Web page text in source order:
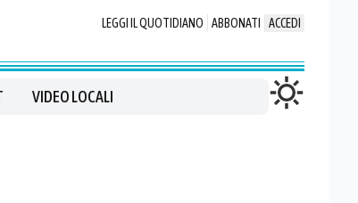
LEGGI IL QUOTIDIANO ABBONATI ACCEDI
VIDEO LOCALI